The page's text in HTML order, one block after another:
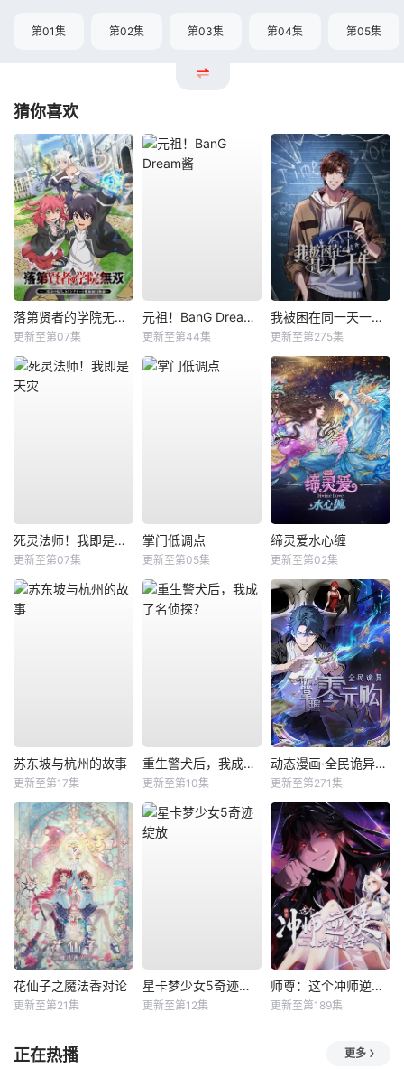
第01集 第02集 第03集 第04集 第05集
猜你喜欢
落第贤者的学院无双第二回转生，S等级作弊魔术师冒险记
更新至第07集
元祖！BanG Dream酱
更新至第44集
我被困在同一天一千年动态漫
更新至第275集
死灵法师！我即是天灾
更新至第07集
掌门低调点
更新至第05集
缔灵爱水心缠
更新至第02集
苏东坡与杭州的故事
更新至第17集
重生警犬后，我成了名侦探？
更新至第10集
动态漫画·全民诡异：开局掌握零元购
更新至第271集
花仙子之魔法香对论
更新至第21集
星卡梦少女5奇迹绽放
更新至第12集
师尊：这个冲师逆徒才不是圣子动态漫
更新至第189集
正在热播 更多